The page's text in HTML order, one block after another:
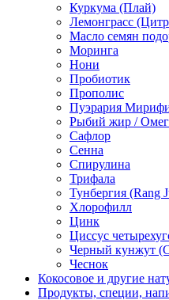
Куркума (Плай)
Лемонграсс
Масло семян
Моринга
Нони
Пробиотик
Прополис
Пуэрария
Рыбий жир /
Сафлор
Сенна
Спирулина
Трифала
Тунбергия (Rang
Хлорофилл
Цинк
Циссус
Черный кунжут
Чеснок
Кокосовое и другие
Продукты, специи,